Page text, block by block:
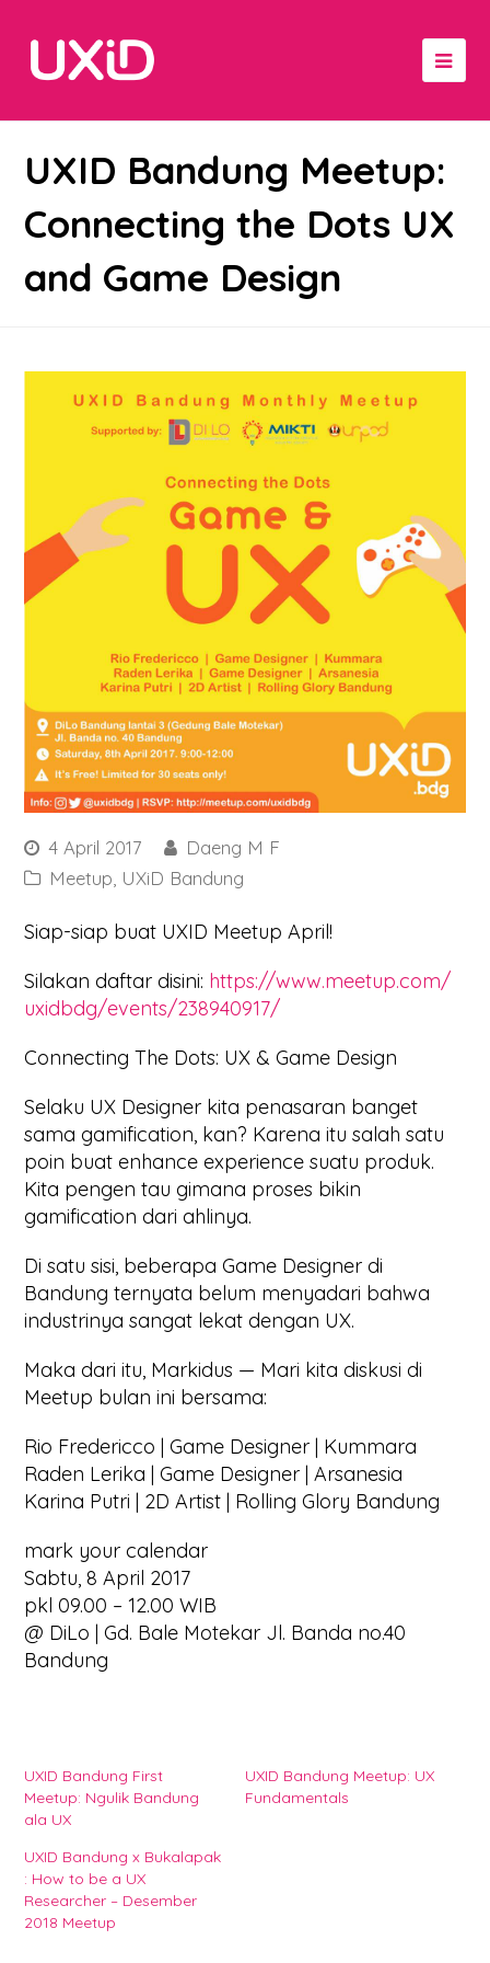
UXID Bandung Meetup:
Connecting the Dots UX
and Game Design
4 April 2017
Daeng M F
Meetup UXiD Bandung
Siap-siap buat UXID Meetup April!
Silakan daftar disini: https://www.meetup.com/
uxidbdg/events/238940917/
Connecting The Dots: UX & Game Design
Selaku UX Designer kita penasaran banget
sama gamification, kan? Karena itu salah satu
poin buat enhance experience suatu produk.
Kita pengen tau gimana proses bikin
gamification dari ahlinya.
Di satu sisi, beberapa Game Designer di
Bandung ternyata belum menyadari bahwa
industrinya sangat lekat dengan UX.
Maka dari itu, Markidus — Mari kita diskusi di
Meetup bulan ini bersama:
Rio Fredericco | Game Designer | Kummara
Raden Lerika | Game Designer | Arsanesia
Karina Putri | 2D Artist | Rolling Glory Bandung
mark your calendar
Sabtu, 8 April 2017
pkl 09.00 – 12.00 WIB
@ DiLo | Gd. Bale Motekar Jl. Banda no.40
Bandung
UXID Bandung First
Meetup: Ngulik Bandung
ala UX
UXID Bandung Meetup: UX
Fundamentals
UXID Bandung x Bukalapak
: How to be a UX
Researcher – Desember
2018 Meetup